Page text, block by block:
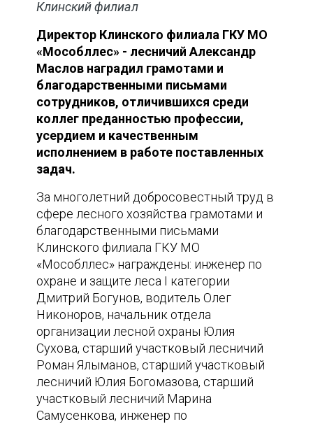
Клинский филиал
Директор Клинского филиала ГКУ МО
«Мособллес» - лесничий Александр
Маслов наградил грамотами и
благодарственными письмами
сотрудников, отличившихся среди
коллег преданностью профессии,
усердием и качественным
исполнением в работе поставленных
задач.
За многолетний добросовестный труд в
сфере лесного хозяйства грамотами и
благодарственными письмами
Клинского филиала ГКУ МО
«Мособллес» награждены: инженер по
охране и защите леса I категории
Дмитрий Богунов, водитель Олег
Никоноров, начальник отдела
организации лесной охраны Юлия
Сухова, старший участковый лесничий
Роман Ялыманов, старший участковый
лесничий Юлия Богомазова, старший
участковый лесничий Марина
Самусенкова, инженер по